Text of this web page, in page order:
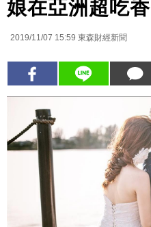
娘在亞洲超吃香
2019/11/07 15:59 東森財經新聞